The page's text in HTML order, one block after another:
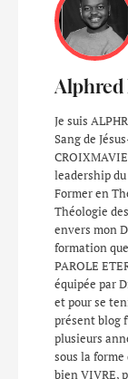
Alphred
Je suis
Sang de
leadership
Former en
Théologie
envers mon
formation
PAROLE
équipée par
et pour se
présent blog
plusieurs
sous la forme
bien VIVRE,